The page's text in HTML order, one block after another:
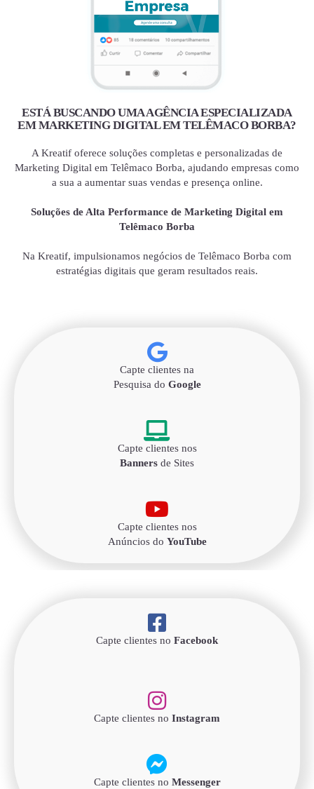
ESTÁ BUSCANDO UMA AGÊNCIA ESPECIALIZADA
EM MARKETING DIGITAL EM TELÊMACO BORBA?
A Kreatif oferece soluções completas e personalizadas de
Marketing Digital em Telêmaco Borba, ajudando empresas como
a sua a aumentar suas vendas e presença online.
Soluções de Alta Performance de Marketing Digital em
Telêmaco Borba
Na Kreatif, impulsionamos negócios de Telêmaco Borba com
estratégias digitais que geram resultados reais.
Capte clientes na
Pesquisa do Google
Capte clientes nos
Banners de Sites
Capte clientes nos
Anúncios do YouTube
Capte clientes no Facebook
Capte clientes no Instagram
Capte clientes no Messenger